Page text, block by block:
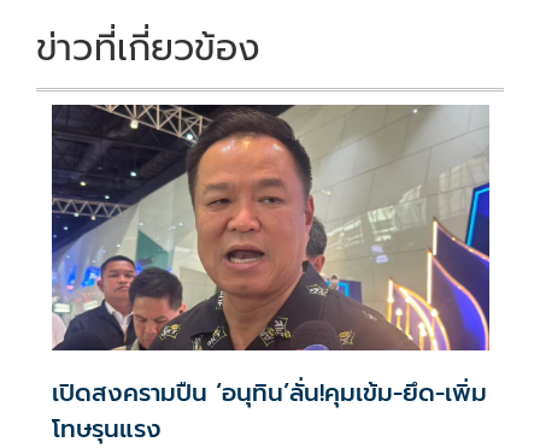
k k
ข่าวที่เกี่ยวข้อง
เปิดสงครามปืน ‘อนุทิน’ลั่น!คุมเข้ม-ยึด-เพิ่ม
โทษรุนแรง